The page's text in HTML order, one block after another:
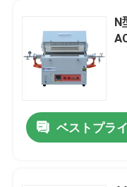
N
ベストプラ